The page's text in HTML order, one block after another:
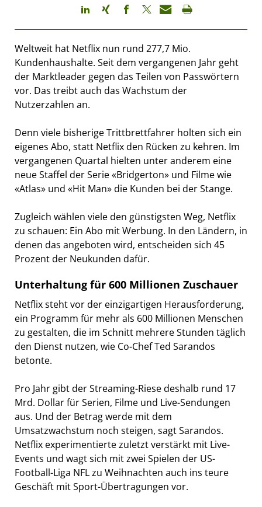
Weltweit hat Netflix nun rund 277,7 Mio.
Kundenhaushalte. Seit dem vergangenen Jahr geht
der Marktleader gegen das Teilen von Passwörtern
vor. Das treibt auch das Wachstum der
Nutzerzahlen an.
Denn viele bisherige Trittbrettfahrer holten sich ein
eigenes Abo, statt Netflix den Rücken zu kehren. Im
vergangenen Quartal hielten unter anderem eine
neue Staffel der Serie «Bridgerton» und Filme wie
«Atlas» und «Hit Man» die Kunden bei der Stange.
Zugleich wählen viele den günstigsten Weg, Netflix
zu schauen: Ein Abo mit Werbung. In den Ländern, in
denen das angeboten wird, entscheiden sich 45
Prozent der Neukunden dafür.
Unterhaltung für 600 Millionen Zuschauer
Netflix steht vor der einzigartigen Herausforderung,
ein Programm für mehr als 600 Millionen Menschen
zu gestalten, die im Schnitt mehrere Stunden täglich
den Dienst nutzen, wie Co-Chef Ted Sarandos
betonte.
Pro Jahr gibt der Streaming-Riese deshalb rund 17
Mrd. Dollar für Serien, Filme und Live-Sendungen
aus. Und der Betrag werde mit dem
Umsatzwachstum noch steigen, sagt Sarandos.
Netflix experimentierte zuletzt verstärkt mit Live-
Events und wagt sich mit zwei Spielen der US-
Football-Liga NFL zu Weihnachten auch ins teure
Geschäft mit Sport-Übertragungen vor.